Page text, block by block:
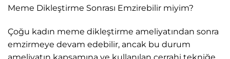
Meme Dikleştirme Sonrası Emzirebilir miyim?
Çoğu kadın meme dikleştirme ameliyatından sonra
emzirmeye devam edebilir, ancak bu durum
ameliyatın kapsamına ve kullanılan cerrahi tekniğe